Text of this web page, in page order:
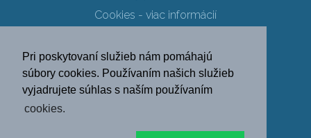
Pri poskytovaní služieb nám pomáhajú
súbory cookies. Používaním našich služieb
vyjadrujete súhlas s naším používaním
cookies.
Cookies - viac informácií
Ochrana osobných údajov
SK EN DE
PL